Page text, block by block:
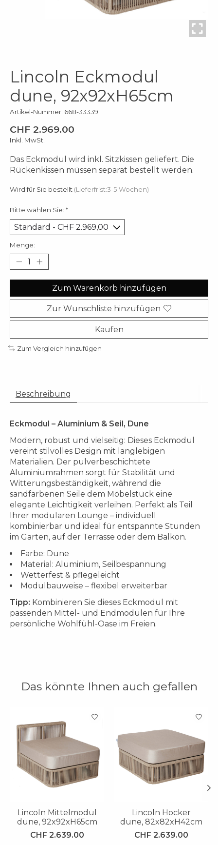
Lincoln Eckmodul
dune, 92x92xH65cm
Artikel-Nummer: 668-33339
CHF 2.969.00
Inkl. MwSt.
Das Eckmodul wird inkl. Sitzkissen geliefert. Die
Rückenkissen müssen separat bestellt werden.
Wird für Sie bestellt (Lieferfrist:3-5 Wochen)
Bitte wählen Sie: *
Menge:
Zum Warenkorb hinzufügen
Zur Wunschliste hinzufügen
Kaufen
Zum Vergleich hinzufügen
Beschreibung
Eckmodul – Aluminium & Seil, Dune
Modern, robust und vielseitig: Dieses Eckmodul
vereint stilvolles Design mit langlebigen
Materialien. Der pulverbeschichtete
Aluminiumrahmen sorgt für Stabilität und
Witterungsbeständigkeit, während die
sandfarbenen Seile dem Möbelstück eine
elegante Leichtigkeit verleihen. Perfekt als Teil
Ihrer modularen Lounge – individuell
kombinierbar und ideal für entspannte Stunden
im Garten, auf der Terrasse oder dem Balkon.
Farbe: Dune
Material: Aluminium, Seilbespannung
Wetterfest & pflegeleicht
Modulbauweise – flexibel erweiterbar
Tipp: Kombinieren Sie dieses Eckmodul mit
passenden Mittel- und Endmodulen für Ihre
persönliche Wohlfühl-Oase im Freien.
Das könnte Ihnen auch gefallen
Produkt-Karussell-Artikel
Lincoln Mittelmodul
dune, 92x92xH65cm
CHF 2.639.00
Lincoln Hocker
dune, 82x82xH42cm
CHF 2.639.00